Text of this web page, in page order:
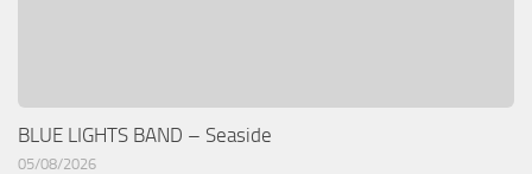
BLUE LIGHTS BAND – Seaside
05/08/2026